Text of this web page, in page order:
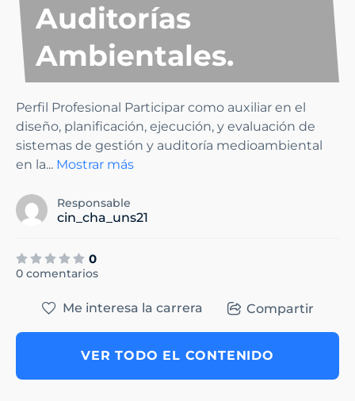
Auditorías
Ambientales.
Perfil Profesional Participar como auxiliar en el
diseño, planificación, ejecución, y evaluación de
sistemas de gestión y auditoría medioambiental
en la... Mostrar más
Responsable
cin_cha_uns21
0
0 comentarios
Me interesa la carrera Compartir
VER TODO EL CONTENIDO